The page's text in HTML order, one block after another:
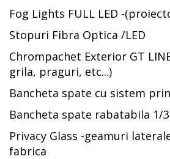
Fog Lights FULL LED -
Stopuri Fibra Optica /LED
Chrompachet Exterior GT
grila, praguri, etc...)
Bancheta spate cu sistem
Bancheta spate rabatabila 1/
Privacy Glass -geamuri
fabrica